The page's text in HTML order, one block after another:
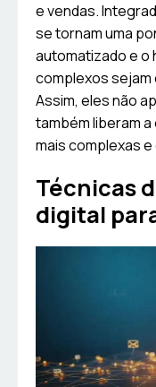
e vendas.
se tornam uma
automatizado e o
complexos sejam
Assim, eles não
também liberam
mais complexas
Técnicas
digital